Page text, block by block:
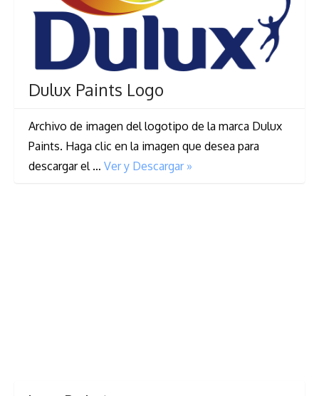
Dulux Paints Logo
Archivo de imagen del logotipo de la marca Dulux
Paints. Haga clic en la imagen que desea para
descargar el … Ver y Descargar »